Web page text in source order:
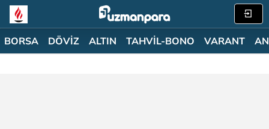
BORSA DÖVİZ ALTIN TAHVİL-BONO VARANT